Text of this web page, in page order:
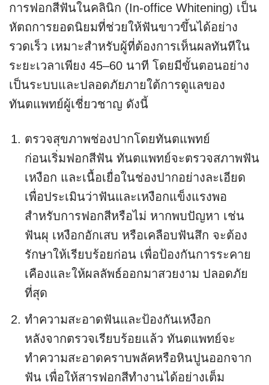
การฟอกสีฟันในคลินิก (In-office Whitening) เป็น
หัตถการยอดนิยมที่ช่วยให้ฟันขาวขึ้นได้อย่าง
รวดเร็ว เหมาะสำหรับผู้ที่ต้องการเห็นผลทันทีใน
ระยะเวลาเพียง 45–60 นาที โดยมีขั้นตอนอย่าง
เป็นระบบและปลอดภัยภายใต้การดูแลของ
ทันตแพทย์ผู้เชี่ยวชาญ ดังนี้
ตรวจสุขภาพช่องปากโดยทันตแพทย์
ก่อนเริ่มฟอกสีฟัน ทันตแพทย์จะตรวจสภาพฟัน
เหงือก และเนื้อเยื่อในช่องปากอย่างละเอียด
เพื่อประเมินว่าฟันและเหงือกแข็งแรงพอ
สำหรับการฟอกสีหรือไม่ หากพบปัญหา เช่น
ฟันผุ เหงือกอักเสบ หรือเคลือบฟันสึก จะต้อง
รักษาให้เรียบร้อยก่อน เพื่อป้องกันการระคาย
เคืองและให้ผลลัพธ์ออกมาสวยงาม ปลอดภัย
ที่สุด
ทำความสะอาดฟันและป้องกันเหงือก
หลังจากตรวจเรียบร้อยแล้ว ทันตแพทย์จะ
ทำความสะอาดคราบพลัคหรือหินปูนออกจาก
ฟัน เพื่อให้สารฟอกสีทำงานได้อย่างเต็ม